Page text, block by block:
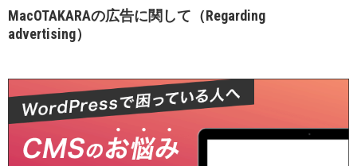
MacOTAKARAの広告に関して（Regarding
advertising）